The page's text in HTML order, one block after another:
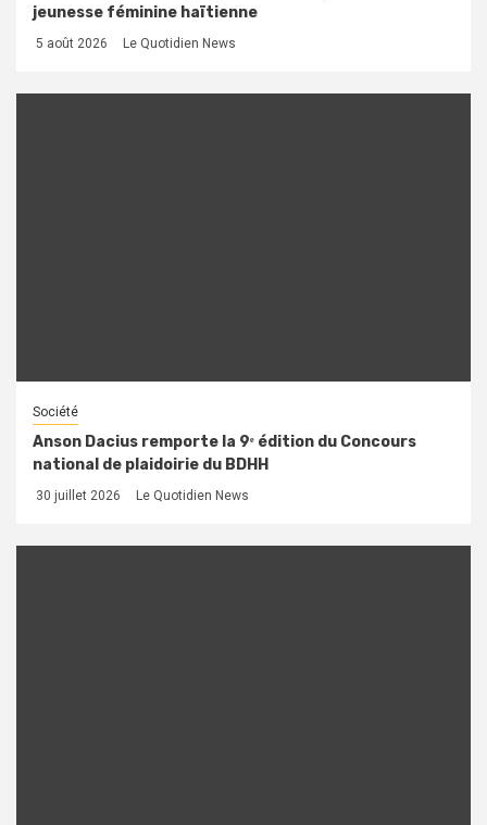
jeunesse féminine haïtienne
5 août 2026 Le Quotidien News
Société
Anson Dacius remporte la 9ᵉ édition du Concours
national de plaidoirie du BDHH
30 juillet 2026 Le Quotidien News